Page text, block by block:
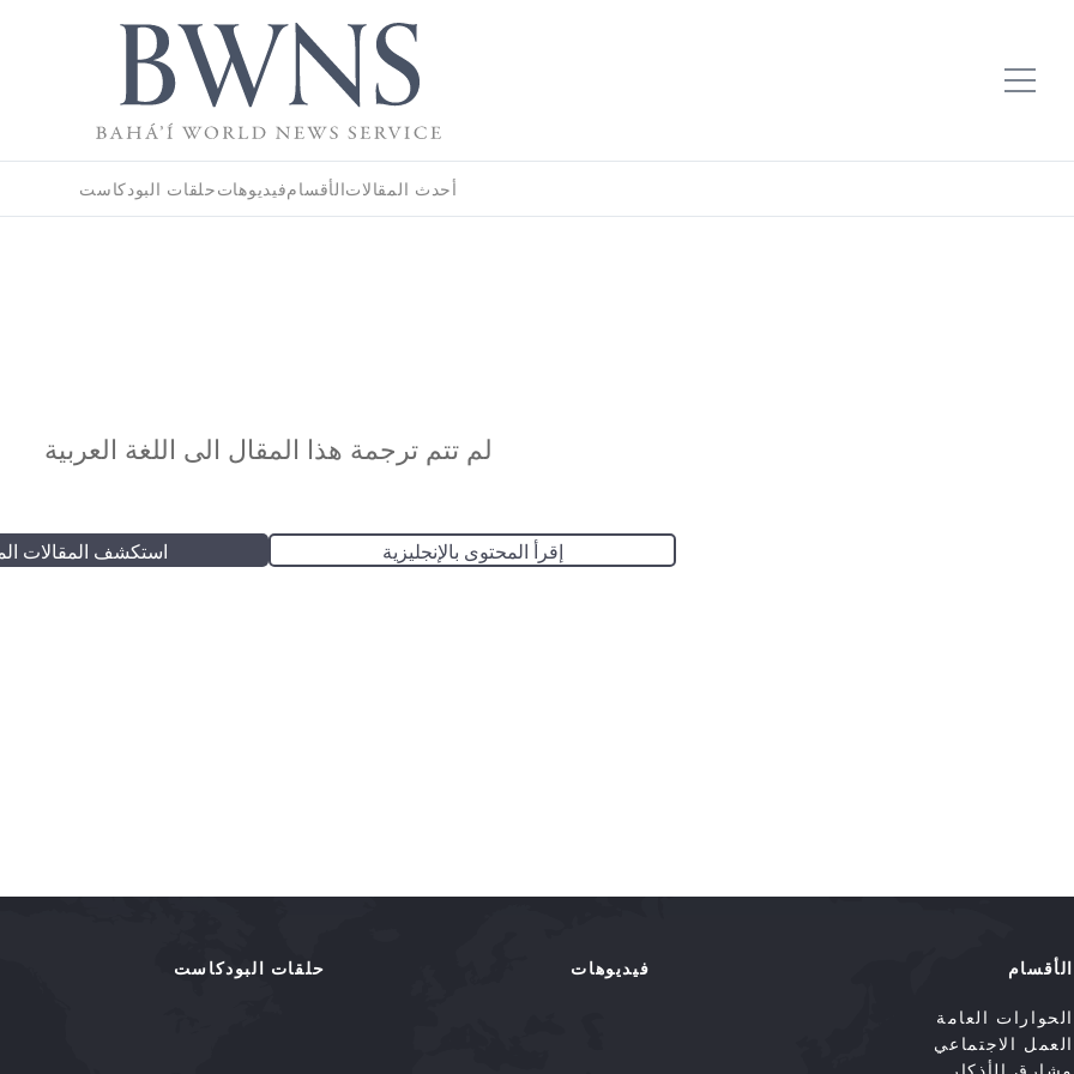
أحدث المقالاتالأقسامفيديوهاتحلقات البودكاست
لم تتم ترجمة هذا المقال الى اللغة العربية
إقرأ المحتوى بالإنجليزية استكشف المقالات
الأقسام
الحوارات العامة
العمل الاجتماعي
مشارق الأذكار
فيديوهات حلقات البودكاست